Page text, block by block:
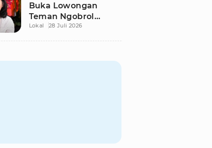
Buka Lowongan
Teman Ngobrol
Bergaji Rp15 Juta, Ini
Lokal 28 Juli 2026